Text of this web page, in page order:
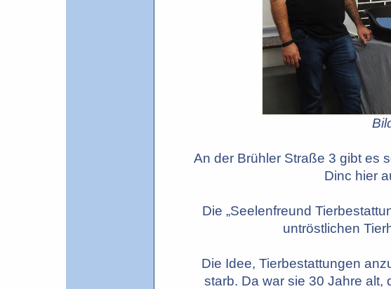
An der Brühler Straße 3 gibt es
Dinc hier
Die „Seelenfreund
untröstlichen
Die Idee, Tierbestattungen
starb. Da war sie 30 Jahre alt,